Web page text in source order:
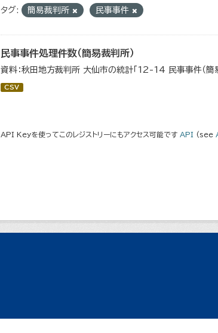
タグ: 簡易裁判所 民事事件
民事事件処理件数（簡易裁判所）
資料：秋田地方裁判所 大仙市の統計「12-14 民事事件（簡
CSV
API Keyを使ってこのレジストリーにもアクセス可能です API (see